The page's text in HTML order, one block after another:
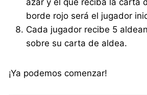
azar y el que reciba la carta
borde rojo será el jugador
Cada jugador recibe 5
sobre su carta de aldea.
¡Ya podemos comenzar!